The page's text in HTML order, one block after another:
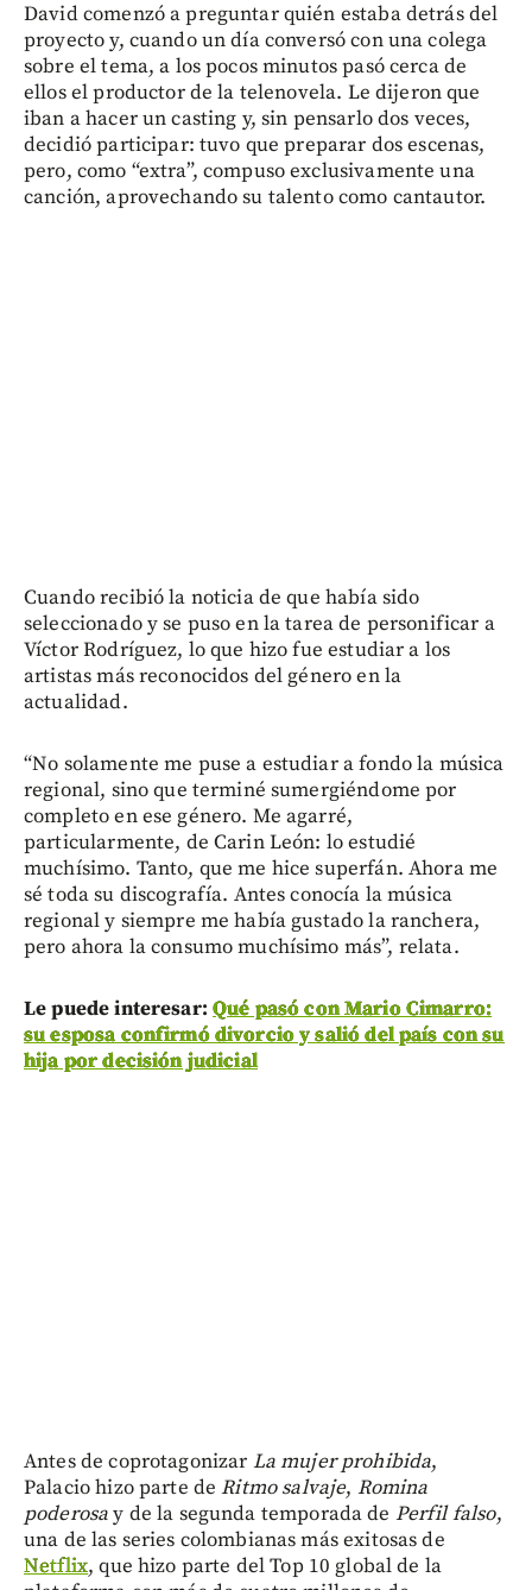
David comenzó a preguntar quién estaba detrás del
proyecto y, cuando un día conversó con una colega
sobre el tema, a los pocos minutos pasó cerca de
ellos el productor de la telenovela. Le dijeron que
iban a hacer un casting y, sin pensarlo dos veces,
decidió participar: tuvo que preparar dos escenas,
pero, como “extra”, compuso exclusivamente una
canción, aprovechando su talento como cantautor.
Cuando recibió la noticia de que había sido
seleccionado y se puso en la tarea de personificar a
Víctor Rodríguez, lo que hizo fue estudiar a los
artistas más reconocidos del género en la
actualidad.
“No solamente me puse a estudiar a fondo la música
regional, sino que terminé sumergiéndome por
completo en ese género. Me agarré,
particularmente, de Carin León: lo estudié
muchísimo. Tanto, que me hice superfán. Ahora me
sé toda su discografía. Antes conocía la música
regional y siempre me había gustado la ranchera,
pero ahora la consumo muchísimo más”, relata.
Le puede interesar: Qué pasó con Mario Cimarro:
su esposa confirmó divorcio y salió del país con su
hija por decisión judicial
Antes de coprotagonizar La mujer prohibida,
Palacio hizo parte deRitmo salvaje, Romina
poderosay de la segunda temporada de Perfil falso,
una de las series colombianas más exitosas de
Netflix, que hizo parte del Top 10 global de la